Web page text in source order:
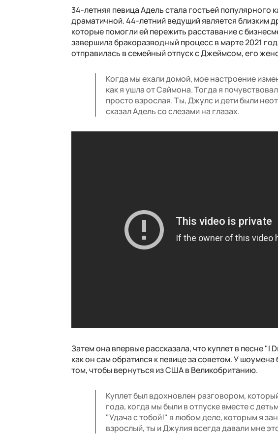
34-летняя певица Адель стала гостьей
драматичной. 44-летний ведущий является близким
которые помогли ей пережить расставание с
завершила бракоразводный процесс в марте 2021
отправилась в семейный отпуск с Джеймсом, его
Когда мы ехали домой, мое настроение
как я ушла от Саймона. Тогда я
просто взрослая. Ты, Джулс и дети были
сказал Адель со слезами на глазах.
Затем она впервые рассказала, что куплет в песне
как он сам обратился к певице за советом. У
том, чтобы вернуться из США в Великобританию.
Куплет был вдохновлен разговором,
года, когда мы были в отпуске вместе с
"Удача с тобой!" в любом деле, которым я
взрослый, ты и Джулия всегда давали мне